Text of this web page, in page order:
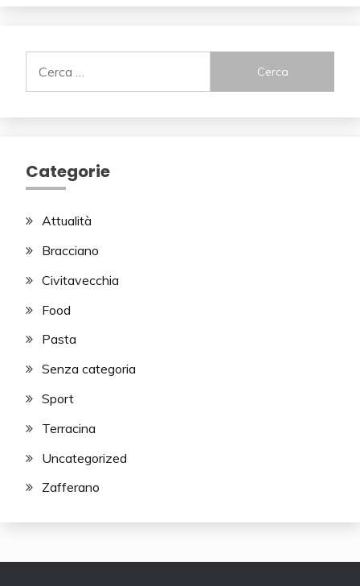
per:
Categorie
Attualità
Bracciano
Civitavecchia
Food
Pasta
Senza categoria
Sport
Terracina
Uncategorized
Zafferano